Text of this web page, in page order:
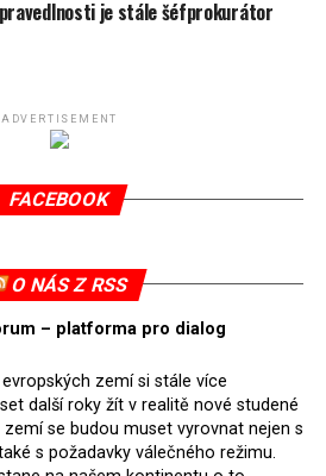
těžby hnědého uhlí pro
stížnostmi českých samospráv
Rosario Silva de Lapureta
proto na žádost
z důvodu uzavření dohody
o odstranění příčin sporu o
tribunálu. Celkem si
evropských fondů odečíst
a 45 milionů eur
je stále šéfprokurátor
ADVERTISEMENT
FACEBOOK
O NÁS Z RSS
– platforma pro dialog
zemí si stále více
další roky žít v realitě nové studené
zemí se budou muset vyrovnat nejen s
s požadavky válečného režimu.